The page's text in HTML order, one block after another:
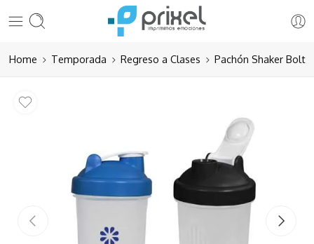
Home Temporada Regreso a Clases Pachón Shaker Bolt